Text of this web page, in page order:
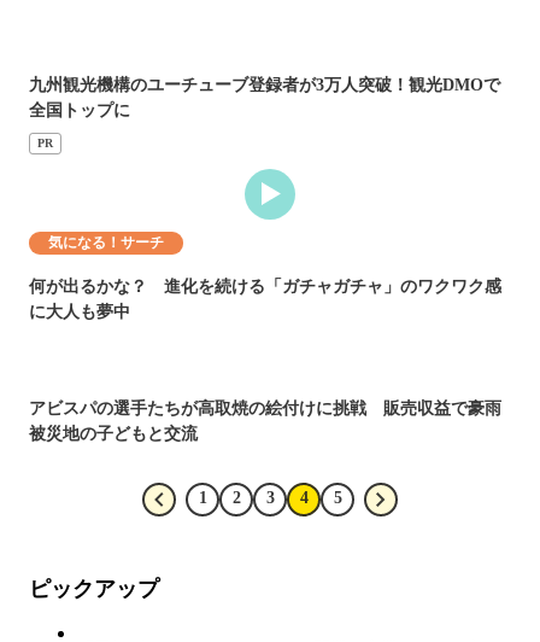
九州観光機構のユーチューブ登録者が3万人突破！観光DMOで
全国トップに
PR
気になる！サーチ
何が出るかな？ 進化を続ける「ガチャガチャ」のワクワク感
に大人も夢中
アビスパの選手たちが高取焼の絵付けに挑戦 販売収益で豪雨
被災地の子どもと交流
1 2 3 4 5
ピックアップ